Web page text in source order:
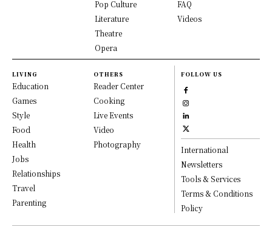
Pop Culture
Literature
Theatre
Opera
FAQ
Videos
LIVING
Education
Games
Style
Food
Health
Jobs
Relationships
Travel
Parenting
OTHERS
Reader Center
Cooking
Live Events
Video
Photography
FOLLOW US
International
Newsletters
Tools & Services
Terms & Conditions
Policy